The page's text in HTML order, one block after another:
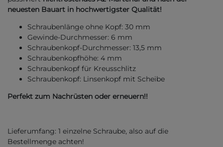
neuesten Bauart in hochwertigster Qualität!
Schraubenlänge ohne Kopf: 30 mm
Gewinde-Durchmesser: 6 mm
Schraubenkopf-Durchmesser: 13,5 mm
Schraubenkopfhöhe: 4 mm
Schraubenkopf für Kreusschlitz
Schraubenkopf: Linsenkopf mit Scheibe
Perfekt zum Nachrüsten oder erneuern!!
Lieferumfang: 1 einzelne Schraube, also auf die
Bestellmenge achten!